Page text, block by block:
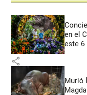
en el
este 6
share
Murió